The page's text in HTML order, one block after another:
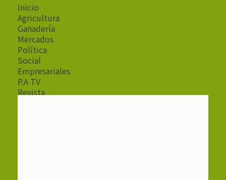
Inicio
Agricultura
Ganadería
Mercados
Política
Social
Empresariales
P.A TV
Revista